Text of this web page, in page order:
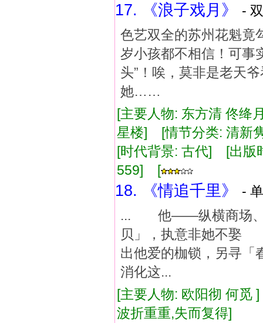
17. 《浪子戏月》
-
色艺双全的苏州花魁竟
岁小孩都不相信！可事
头”！唉，莫非是老天
她……
[主要人物: 东方清 佟绛
星楼] [情节分类: 清新
[时代背景: 古代] [出
559] [
18. 《情追千里》
-
... 他——纵横商场、
贝」，执意非她不
出他爱的枷锁，另
消化这...
[主要人物: 欧阳彻 何
波折重重,失而复得]